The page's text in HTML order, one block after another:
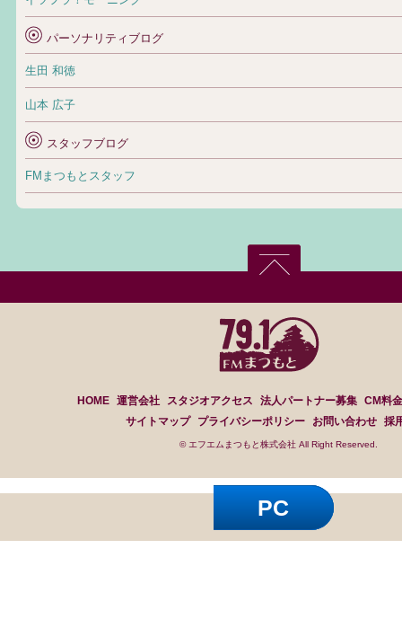
パーソナリティブログ
生田 和徳
山本 広子
スタッフブログ
FMまつもとスタッフ
HOME 運営会社 スタジオアクセス 法人パートナー募集 CM料
サイトマップ
プライバシーポリシー お問い合わせ 採
© エフエムまつもと株式会社 All Right Reserved.
PC